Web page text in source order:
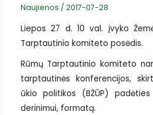
Naujienos / 2017-07-28
Liepos 27 d. 10 val. įvyko
Tarptautinio komiteto posėdis.
Rūmų Tarptautinio komiteto
tarptautinės konferencijos,
ūkio politikos (BŽŪP)
derinimui, formatą.